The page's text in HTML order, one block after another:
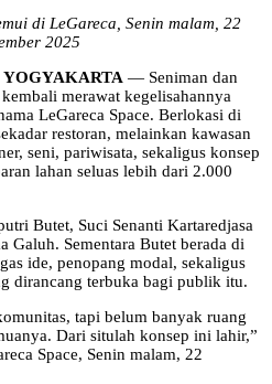
di LeGareca, Senin malam, 22
2025
— Seniman dan
merawat kegelisahannya
LeGareca Space. Berlokasi di
restoran, melainkan kawasan
seni, pariwisata, sekaligus konsep
lahan seluas lebih dari 2.000
Butet, Suci Senanti Kartaredjasa
Sementara Butet berada di
ide, penopang modal, sekaligus
dirancang terbuka bagi publik itu.
tapi belum banyak ruang
Dari situlah konsep ini lahir,”
Space, Senin malam, 22